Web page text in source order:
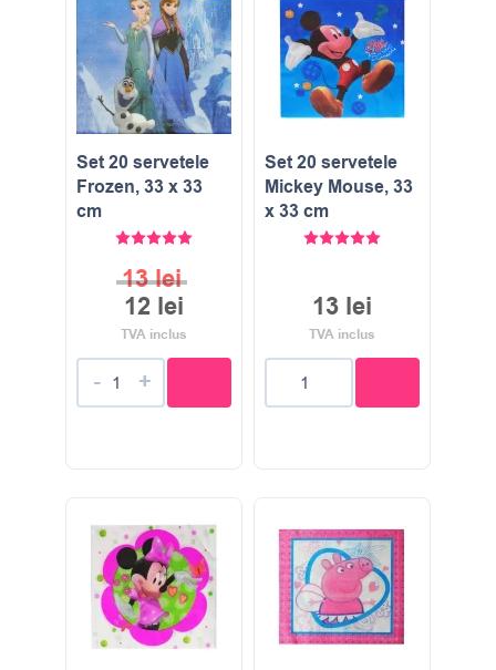
Set 20 servetele
Frozen, 33 x 33
cm
stele din 5
13lei
12 lei
TVA inclus
- +
Set 20 servetele
Mickey Mouse, 33
x 33 cm
13 lei
TVA inclus